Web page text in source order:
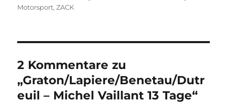
Motorsport,ZACK
2 Kommentare zu
„Graton/Lapiere/Benetau/Dutr
euil – Michel Vaillant 13 Tage“